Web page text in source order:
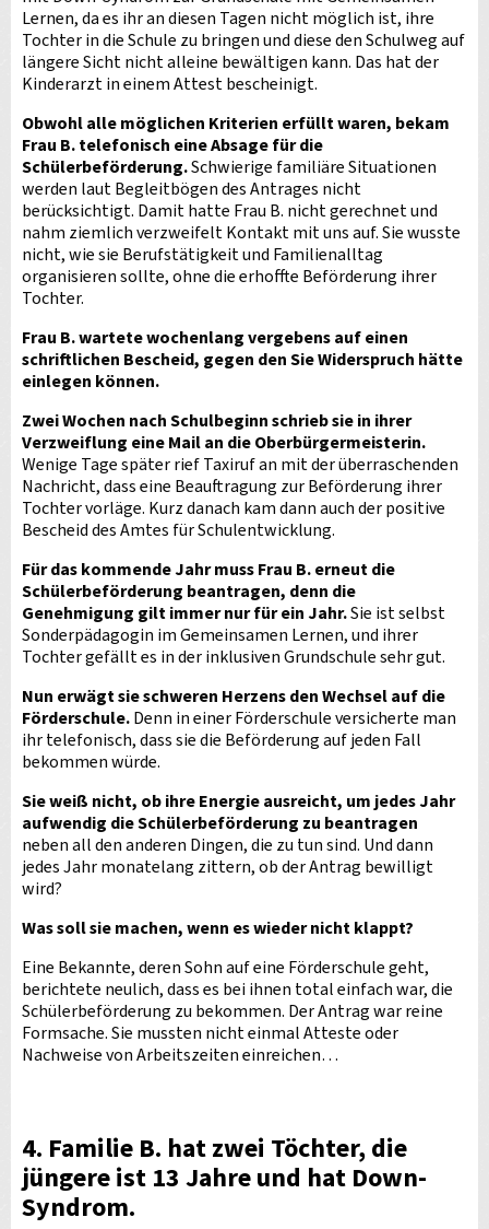
Lernen, da es ihr an diesen Tagen nicht möglich ist, ihre
Tochter in die Schule zu bringen und diese den Schulweg auf
längere Sicht nicht alleine bewältigen kann. Das hat der
Kinderarzt in einem Attest bescheinigt.
Obwohl alle möglichen Kriterien erfüllt waren, bekam
Frau B. telefonisch eine Absage für die
Schülerbeförderung.Schwierige familiäre Situationen
werden laut Begleitbögen des Antrages nicht
berücksichtigt. Damit hatte Frau B. nicht gerechnet und
nahm ziemlich verzweifelt Kontakt mit uns auf. Sie wusste
nicht, wie sie Berufstätigkeit und Familienalltag
organisieren sollte, ohne die erhoffte Beförderung ihrer
Tochter.
Frau B. wartete wochenlang vergebens auf einen
schriftlichen Bescheid, gegen den Sie Widerspruch hätte
einlegen können.
Zwei Wochen nach Schulbeginn schrieb sie in ihrer
Verzweiflung eine Mail an die Oberbürgermeisterin.
Wenige Tage später rief Taxiruf an mit der überraschenden
Nachricht, dass eine Beauftragung zur Beförderung ihrer
Tochter vorläge. Kurz danach kam dann auch der positive
Bescheid des Amtes für Schulentwicklung.
Für das kommende Jahr muss Frau B. erneut die
Schülerbeförderung beantragen, denn die
Genehmigung gilt immer nur für ein Jahr.Sie ist selbst
Sonderpädagogin im Gemeinsamen Lernen, und ihrer
Tochter gefällt es in der inklusiven Grundschule sehr gut.
Nun erwägt sie schweren Herzens den Wechsel auf die
Förderschule.Denn in einer Förderschule versicherte man
ihr telefonisch, dass sie die Beförderung auf jeden Fall
bekommen würde.
Sie weiß nicht, ob ihre Energie ausreicht, um jedes Jahr
aufwendig die Schülerbeförderung zu beantragen
neben all den anderen Dingen, die zu tun sind. Und dann
jedes Jahr monatelang zittern, ob der Antrag bewilligt
wird?
Was soll sie machen, wenn es wieder nicht klappt?
Eine Bekannte, deren Sohn auf eine Förderschule geht,
berichtete neulich, dass es bei ihnen total einfach war, die
Schülerbeförderung zu bekommen. Der Antrag war reine
Formsache. Sie mussten nicht einmal Atteste oder
Nachweise von Arbeitszeiten einreichen…
4. Familie B. hat zwei Töchter, die
jüngere ist 13 Jahre und hat Down-
Syndrom.